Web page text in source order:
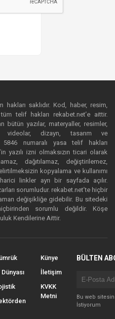
saklıdır. Kod, haber, resim,
telif hakları rekabet.net’e aittir.
bütün yazılar, materyaller, resimler,
videolar, dizayn, tasarım ve
5846 numaralı yasa telif hakları
yazılı izni olmaksızın ticari olarak
dağıtılamaz, değiştirilemez,
kopyalama ve kullanımı
linkler ayrı bir sayfada açılır.
sorumludur. rekabet.net’te hiçbir
değişikliğe gidebilir. Bu sitedeki
sorumlu değildir. Köşe
Kendilerine Aittir.
Dünyası
Künye
İletişim
KVKK
Metni
BÜLTEN
Bu web
İstiyorum